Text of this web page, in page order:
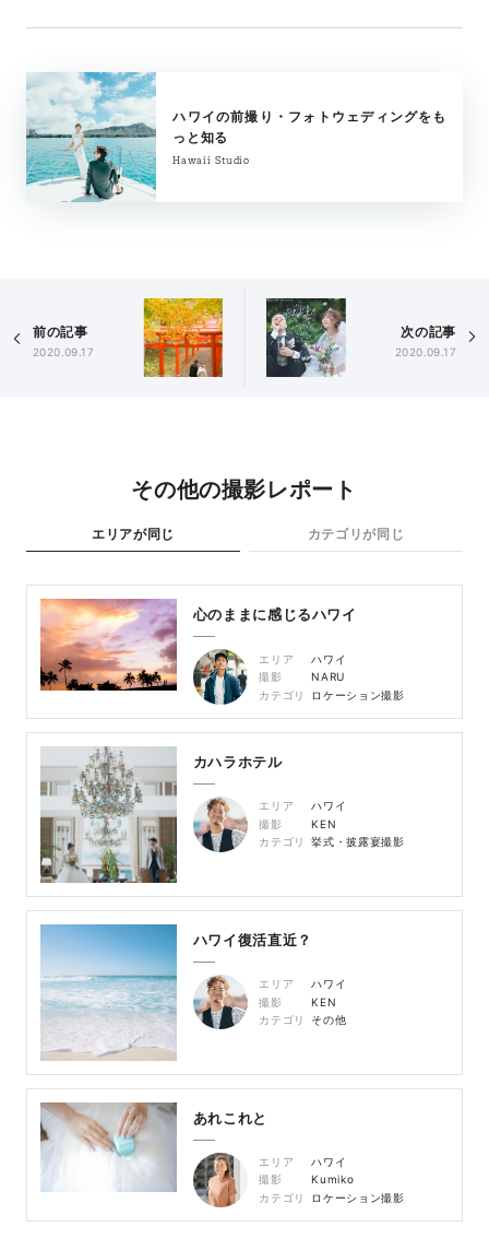
ハワイの前撮り・フォトウェディングをも
っと知る
Hawaii Studio
前の記事
2020.09.17
次の記事
2020.09.17
その他の撮影レポート
エリアが同じ カテゴリが同じ
心のままに感じるハワイ
エリア
ハワイ
撮影
NARU
カテゴリ
ロケーション撮影
カハラホテル
エリア
ハワイ
撮影
KEN
カテゴリ
挙式・披露宴撮影
ハワイ復活直近？
エリア
ハワイ
撮影
KEN
カテゴリ
その他
あれこれと
エリア
ハワイ
撮影
Kumiko
カテゴリ
ロケーション撮影